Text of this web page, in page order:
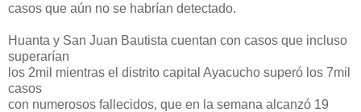
casos que aún no se habrían detectado.
Huanta y San Juan Bautista cuentan con casos que incluso
superarían
los 2mil mientras el distrito capital Ayacucho superó los 7mil
casos
con numerosos fallecidos, que en la semana alcanzó 19